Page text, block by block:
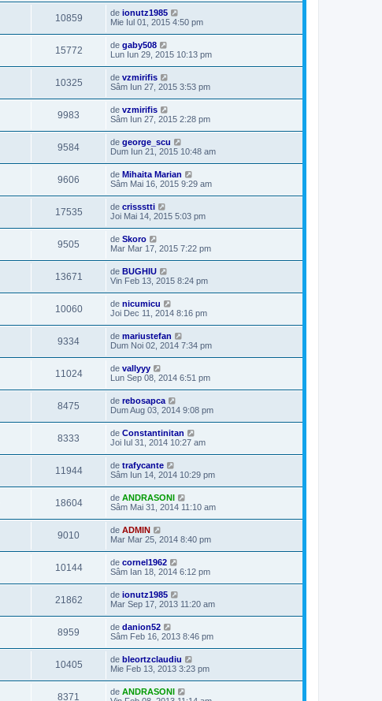
10859 de ionutz1985
Mie Iul 01, 2015 4:50 pm
15772 de gaby508
Lun Iun 29, 2015 10:13 pm
10325 de vzmirifis
Sâm Iun 27, 2015 3:53 pm
9983 de vzmirifis
Sâm Iun 27, 2015 2:28 pm
9584 de george_scu
Dum Iun 21, 2015 10:48 am
9606 de Mihaita Marian
Sâm Mai 16, 2015 9:29 am
17535 de crissstti
Joi Mai 14, 2015 5:03 pm
9505 de Skoro
Mar Mar 17, 2015 7:22 pm
13671 de BUGHIU
Vin Feb 13, 2015 8:24 pm
10060 de nicumicu
Joi Dec 11, 2014 8:16 pm
9334 de mariustefan
Dum Noi 02, 2014 7:34 pm
11024 de vallyyy
Lun Sep 08, 2014 6:51 pm
8475 de rebosapca
Dum Aug 03, 2014 9:08 pm
8333 de Constantinitan
Joi Iul 31, 2014 10:27 am
11944 de trafycante
Sâm Iun 14, 2014 10:29 pm
18604 de ANDRASONI
Sâm Mai 31, 2014 11:10 am
9010 de ADMIN
Mar Mar 25, 2014 8:40 pm
10144 de cornel1962
Sâm Ian 18, 2014 6:12 pm
21862 de ionutz1985
Mar Sep 17, 2013 11:20 am
8959 de danion52
Sâm Feb 16, 2013 8:46 pm
10405 de bleortzclaudiu
Mie Feb 13, 2013 3:23 pm
8371 de ANDRASONI